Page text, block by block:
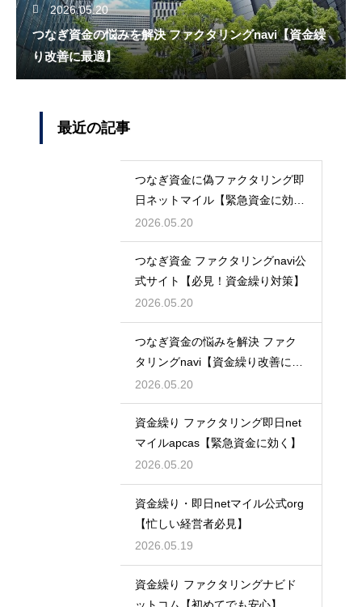
2026.05.20
つなぎ資金の悩みを解決 ファクタリングnavi【資金繰
り改善に最適】
最近の記事
つなぎ資金に偽ファクタリング即
日ネットマイル【緊急資金に効
く】
2026.05.20
つなぎ資金 ファクタリングnavi公
式サイト【必見！資金繰り対策】
2026.05.20
つなぎ資金の悩みを解決 ファク
タリングnavi【資金繰り改善に最
適】
2026.05.20
資金繰り ファクタリング即日net
マイルapcas【緊急資金に効く】
2026.05.20
資金繰り・即日netマイル公式org
【忙しい経営者必見】
2026.05.19
資金繰り ファクタリングナビド